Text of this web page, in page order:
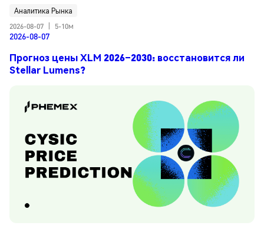
Аналитика Рынка
2026-08-07
5-10м
2026-08-07
Прогноз цены XLM 2026–2030: восстановится ли
Stellar Lumens?